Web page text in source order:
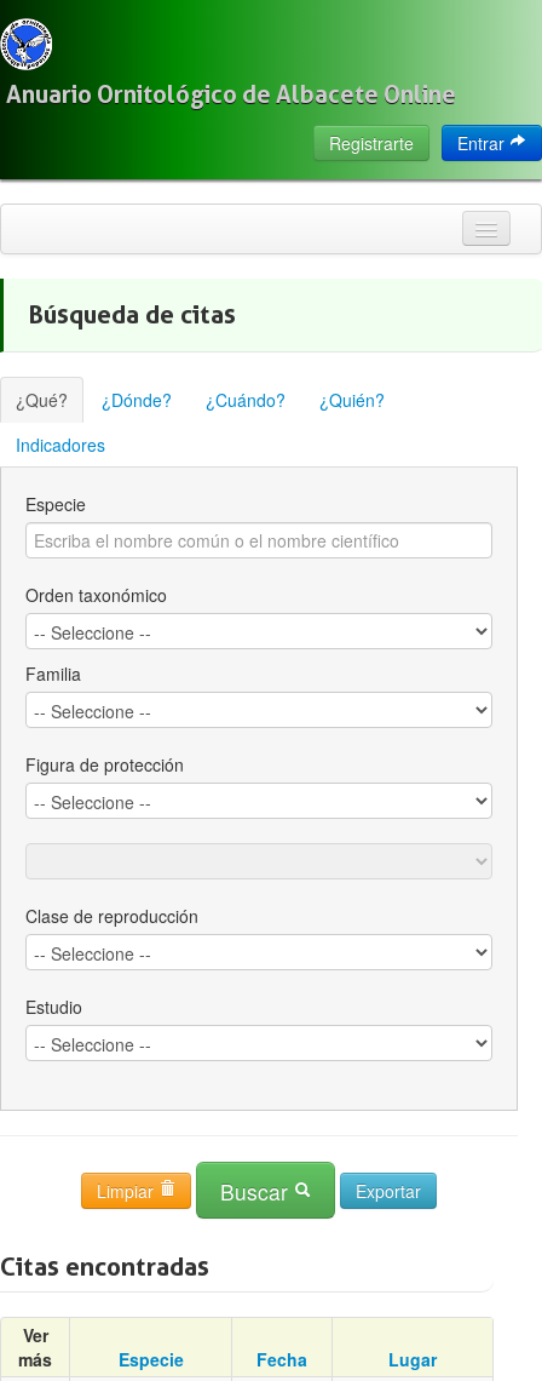
Anuario Ornitológico de Albacete Online
Entrar
Registrarte
Citas
Localización
Observadores
Acerca de
Búsqueda de citas
¿Qué? ¿Dónde? ¿Cuándo?
¿Quién?
Indicadores
Especie
Orden taxonómico
Familia
Figura de protección
Clase de reproducción
Estudio
Limpiar Buscar
Citas encontradas
Ver
más
Especie Fecha
Lugar